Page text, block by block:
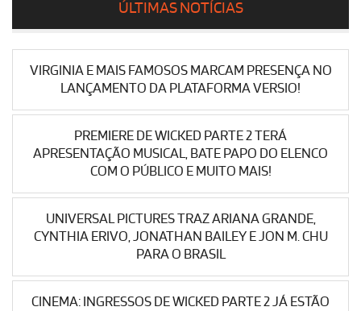
ÚLTIMAS NOTÍCIAS
VIRGINIA E MAIS FAMOSOS MARCAM PRESENÇA NO
LANÇAMENTO DA PLATAFORMA VERSIO!
PREMIERE DE WICKED PARTE 2 TERÁ
APRESENTAÇÃO MUSICAL, BATE PAPO DO ELENCO
COM O PÚBLICO E MUITO MAIS!
UNIVERSAL PICTURES TRAZ ARIANA GRANDE,
CYNTHIA ERIVO, JONATHAN BAILEY E JON M. CHU
PARA O BRASIL
CINEMA: INGRESSOS DE WICKED PARTE 2 JÁ ESTÃO